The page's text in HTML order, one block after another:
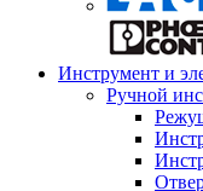
Инструмент и
Ручной